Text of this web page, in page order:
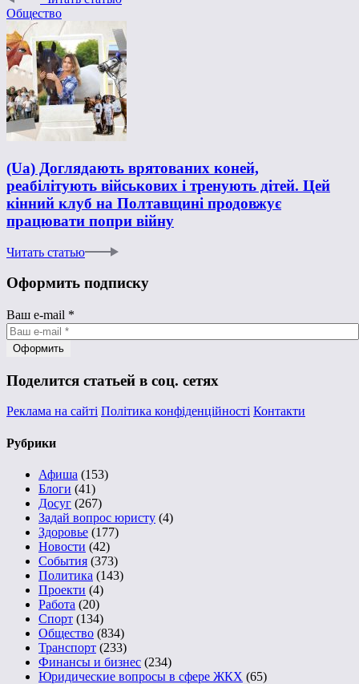
Общество
(Ua) Доглядають врятованих коней,
реабілітують військових і тренують дітей. Цей
кінний клуб на Полтавщині продовжує
працювати попри війну
Читать статью
Оформить подписку
Ваш e-mail *
Поделится статьей в соц. сетях
Реклама на сайті Політика конфіденційності Контакти
Рубрики
Афиша (153)
Блоги (41)
Досуг (267)
Задай вопрос юристу (4)
Здоровье (177)
Новости (42)
События (373)
Политика (143)
Проекти (4)
Работа (20)
Спорт (134)
Общество (834)
Транспорт (233)
Финансы и бизнес (234)
Юридические вопросы в сфере ЖКХ (65)